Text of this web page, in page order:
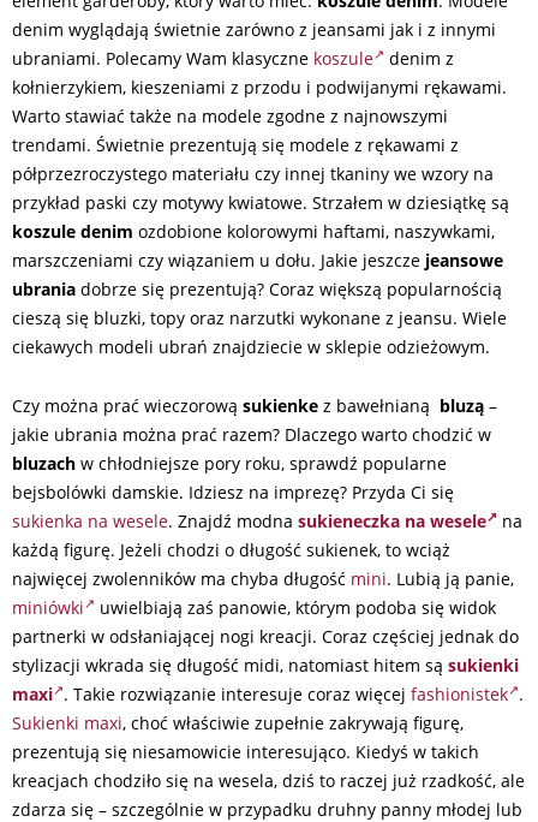
denim wyglądają świetnie zarówno z jeansami jak i z innymi
ubraniami. Polecamy Wam klasyczne koszule
denim z
kołnierzykiem, kieszeniami z przodu i podwijanymi rękawami.
Warto stawiać także na modele zgodne z najnowszymi
trendami. Świetnie prezentują się modele z rękawami z
półprzezroczystego materiału czy innej tkaniny we wzory na
przykład paski czy motywy kwiatowe. Strzałem w dziesiątkę są
koszule denim ozdobione kolorowymi haftami, naszywkami,
marszczeniami czy wiązaniem u dołu. Jakie jeszcze jeansowe
ubrania dobrze się prezentują? Coraz większą popularnością
cieszą się bluzki, topy oraz narzutki wykonane z jeansu. Wiele
ciekawych modeli ubrań znajdziecie w sklepie odzieżowym.
Czy można prać wieczorową sukienke z bawełnianą bluzą –
jakie ubrania można prać razem? Dlaczego warto chodzić w
bluzach w chłodniejsze pory roku, sprawdź popularne
bejsbolówki damskie. Idziesz na imprezę? Przyda Ci się
sukienka na wesele. Znajdź modna sukieneczka na wesele
na
każdą figurę. Jeżeli chodzi o długość sukienek, to wciąż
najwięcej zwolenników ma chyba długość mini. Lubią ją panie,
miniówki
uwielbiają zaś panowie, którym podoba się widok
partnerki w odsłaniającej nogi kreacji. Coraz częściej jednak do
stylizacji wkrada się długość midi, natomiast hitem są sukienki
maxi . Takie rozwiązanie interesuje coraz więcej fashionistek .
Sukienki maxi, choć właściwie zupełnie zakrywają figurę,
prezentują się niesamowicie interesująco. Kiedyś w takich
kreacjach chodziło się na wesela, dziś to raczej już rzadkość, ale
zdarza się – szczególnie w przypadku druhny panny młodej lub